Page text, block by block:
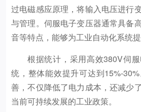
过电磁感应原理，将输入电压进行
与管理。伺服电子变压器通常具备
音等特点，能够为工业自动化系统
根据统计，采用高效380V伺
统，整体能效提升可达到15%-
善，不仅降低了电力成本，还减少
当前可持续发展的工业政策。